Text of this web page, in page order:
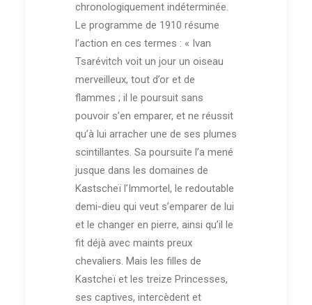
chronologiquement indéterminée.
Le programme de 1910 résume
l’action en ces termes : « Ivan
Tsarévitch voit un jour un oiseau
merveilleux, tout d’or et de
flammes ; il le poursuit sans
pouvoir s’en emparer, et ne réussit
qu’à lui arracher une de ses plumes
scintillantes. Sa poursuite l’a mené
jusque dans les domaines de
Kastscheï l’Immortel, le redoutable
demi-dieu qui veut s’emparer de lui
et le changer en pierre, ainsi qu’il le
fit déjà avec maints preux
chevaliers. Mais les filles de
Kastcheï et les treize Princesses,
ses captives, intercèdent et